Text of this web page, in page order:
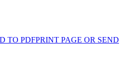
PRINT PAGE OR SEND